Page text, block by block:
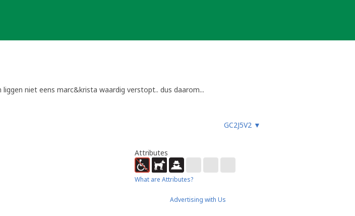
niet eens marc&krista waardig verstopt.. dus daarom...
GC2J5V2 ▼
Attributes
What are Attributes?
Advertising with Us